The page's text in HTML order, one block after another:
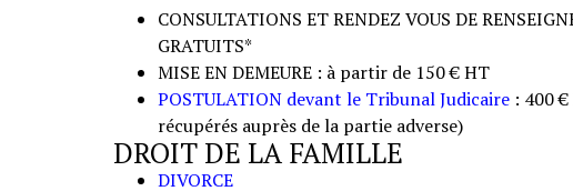
CONSULTATIONS ET RENDEZ VOUS DE
GRATUITS*
MISE EN DEMEURE : à partir de 150 € HT
POSTULATION devant le Tribunal Judicaire : 400
récupérés auprès de la partie adverse)
DROIT DE LA FAMILLE
DIVORCE